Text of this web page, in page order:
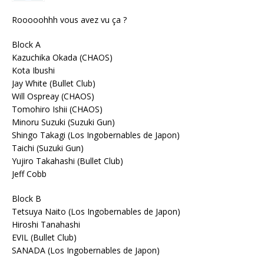
Rooooohhh vous avez vu ça ?
Block A
Kazuchika Okada (CHAOS)
Kota Ibushi
Jay White (Bullet Club)
Will Ospreay (CHAOS)
Tomohiro Ishii (CHAOS)
Minoru Suzuki (Suzuki Gun)
Shingo Takagi (Los Ingobernables de Japon)
Taichi (Suzuki Gun)
Yujiro Takahashi (Bullet Club)
Jeff Cobb
Block B
Tetsuya Naito (Los Ingobernables de Japon)
Hiroshi Tanahashi
EVIL (Bullet Club)
SANADA (Los Ingobernables de Japon)